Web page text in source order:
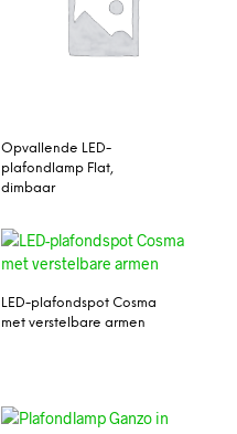
Opvallende LED-
plafondlamp Flat,
dimbaar
LED-plafondspot Cosma
met verstelbare armen